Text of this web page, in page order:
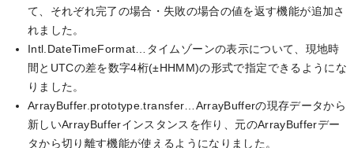
て、それぞれ完了の場合・失敗の場合の値を返す機能が追加さ
れました。
Intl.DateTimeFormat…タイムゾーンの表示について、現地時
間とUTCの差を数字4桁(±HHMM)の形式で指定できるようにな
りました。
ArrayBuffer.prototype.transfer…ArrayBufferの現存データから
新しいArrayBufferインスタンスを作り、元のArrayBufferデー
タから切り離す機能が使えるようになりました。